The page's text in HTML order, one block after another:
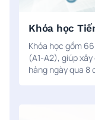
Khóa học
Khóa học gồm
(A1-A2), giúp
hàng ngày qua